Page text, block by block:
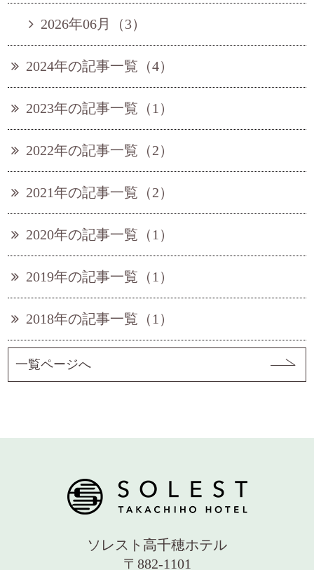
2026年06月（3）
2024年の記事一覧（4）
2023年の記事一覧（1）
2022年の記事一覧（2）
2021年の記事一覧（2）
2020年の記事一覧（1）
2019年の記事一覧（1）
2018年の記事一覧（1）
一覧ページへ
ソレスト高千穂ホテル
〒882-1101